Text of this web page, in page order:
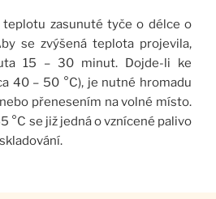
zasunuté tyče o délce o
se zvýšená teplota projevila,
15 – 30 minut. Dojde-li ke
40 – 50 °C), je nutné hromadu
přenesením na volné místo.
°C se již jedná o vznícené palivo